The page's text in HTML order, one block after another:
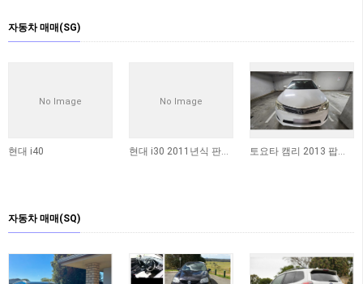
자동차 매매(SG)
No Image
현대 i40
No Image
현대 i30 2011년식 판매합니다 토요타 캠리 2013 팝니다 (판매완료)
자동차 매매(SQ)